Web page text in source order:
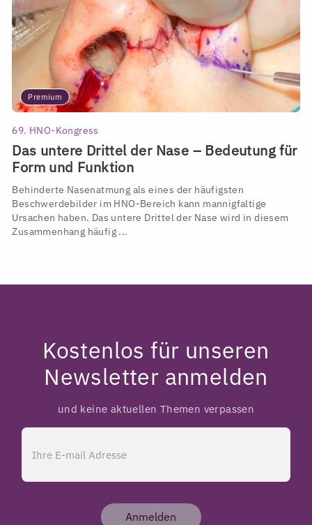
Premium
69. HNO-Kongress
Das untere Drittel der Nase – Bedeutung für
Form und Funktion
Behinderte Nasenatmung als eines der häufigsten
Beschwerdebilder im HNO-Bereich kann mannigfaltige
Ursachen haben. Das untere Drittel der Nase wird in diesem
Zusammenhang häufig ...
Kostenlos für unseren
Newsletter anmelden
und keine aktuellen Themen verpassen
Anmelden